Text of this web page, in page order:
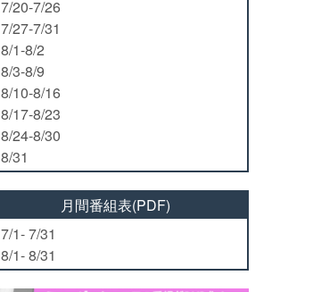
7/20-7/26
7/27-7/31
8/1-8/2
8/3-8/9
8/10-8/16
8/17-8/23
8/24-8/30
8/31
月間番組表(PDF)
7/1- 7/31
8/1- 8/31